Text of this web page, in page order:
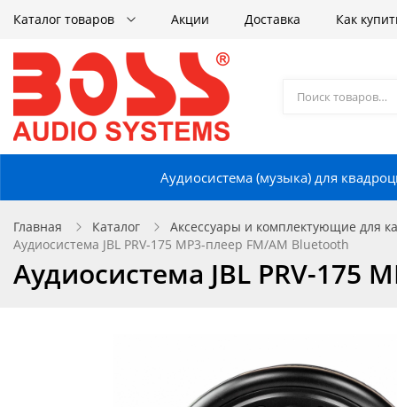
Каталог товаров Акции Доставка Как
Аудиосистема (музыка) для
Главная Каталог
Аксессуары и комплектующие для
Аудиосистема JBL PRV-175 MP3-плеер FM/AM Bluetooth
Аудиосистема JBL PRV-175